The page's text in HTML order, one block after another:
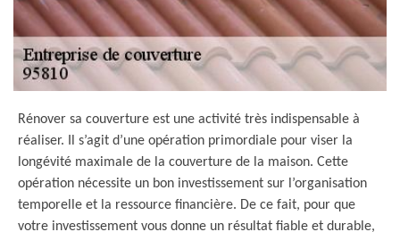
Rénover sa couverture est une activité très indispensable à
réaliser. Il s’agit d’une opération primordiale pour viser la
longévité maximale de la couverture de la maison. Cette
opération nécessite un bon investissement sur l’organisation
temporelle et la ressource financière. De ce fait, pour que
votre investissement vous donne un résultat fiable et durable,